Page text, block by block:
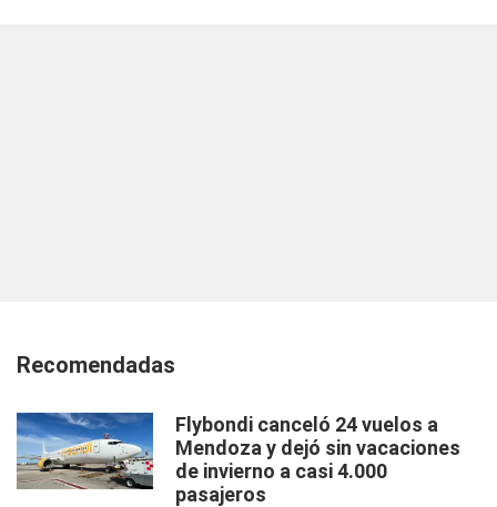
Recomendadas
Flybondi canceló 24 vuelos a
Mendoza y dejó sin vacaciones
de invierno a casi 4.000
pasajeros